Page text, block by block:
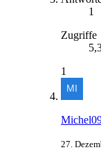
1
Zugriffe
1
27.